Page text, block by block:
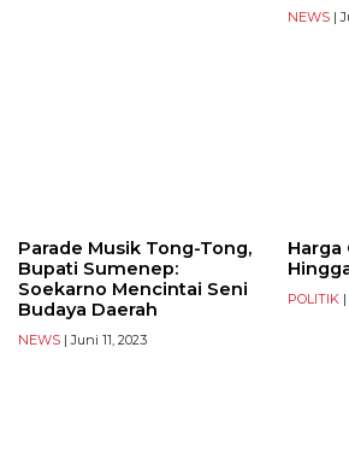
NEWS |
Parade Musik Tong-Tong,
Bupati Sumenep:
Soekarno Mencintai Seni
Budaya Daerah
NEWS | Juni 11, 2023
Harga
POLITIK